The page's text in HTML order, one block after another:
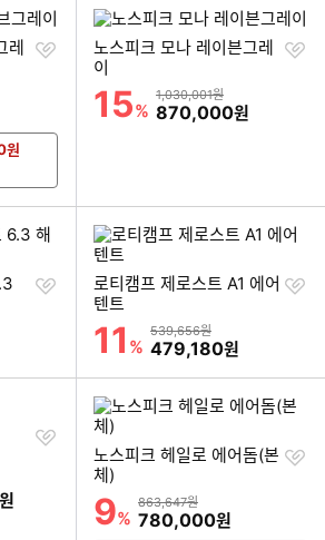
레
찜
원
노스피크 모나 레이븐그레
이
할인률
15%
상품금액
1,030,001원
할인금액
870,000원
찜
찜
로티캠프 제로스트 A1 에어
텐트
할인률
11 %
상품금액
539,656원
할인금액
479,180원
찜
원
찜
노스피크 헤일로 에어돔(본
체)
할인률
9%
상품금액
863,647원
할인금액
780,000원
찜